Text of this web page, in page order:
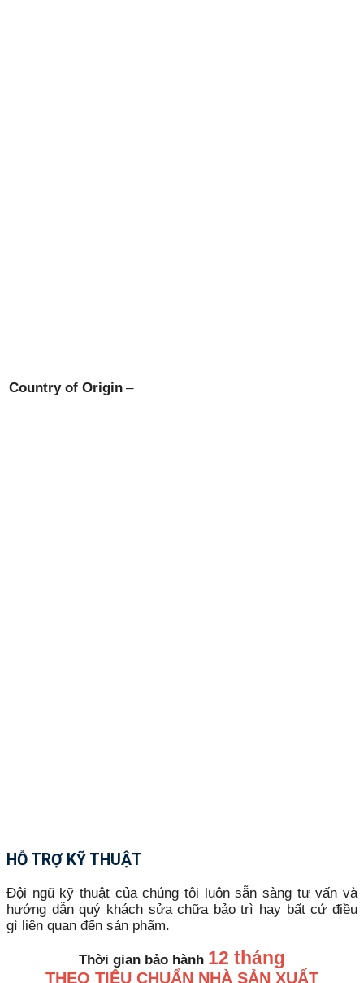
Country of Origin –
HỖ TRỢ KỸ THUẬT
Đội ngũ kỹ thuật của chúng tôi luôn sẵn sàng tư vấn và
hướng dẫn quý khách sửa chữa bảo trì hay bất cứ điều
gì liên quan đến sản phẩm.
Thời gian bảo hành 12 tháng
THEO TIÊU CHUẨN NHÀ SẢN XUẤT